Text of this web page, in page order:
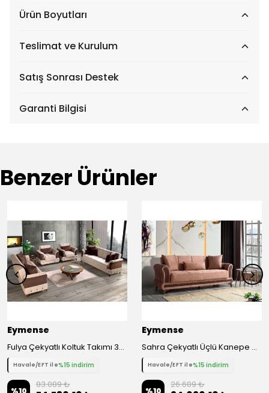
Ürün Boyutları
Teslimat ve Kurulum
Satış Sonrası Destek
Garanti Bilgisi
Benzer Ürünler
Eymense
Fulya Çekyatlı Koltuk Takımı 3+3+1+1 - Kahverengi
Havale/EFT ile%15 indirim
83.089 ₺
Eymense
Sahra Çekyatlı Üçlü Kanepe Çekyat
Havale/EFT ile%15 indirim
26.689 ₺